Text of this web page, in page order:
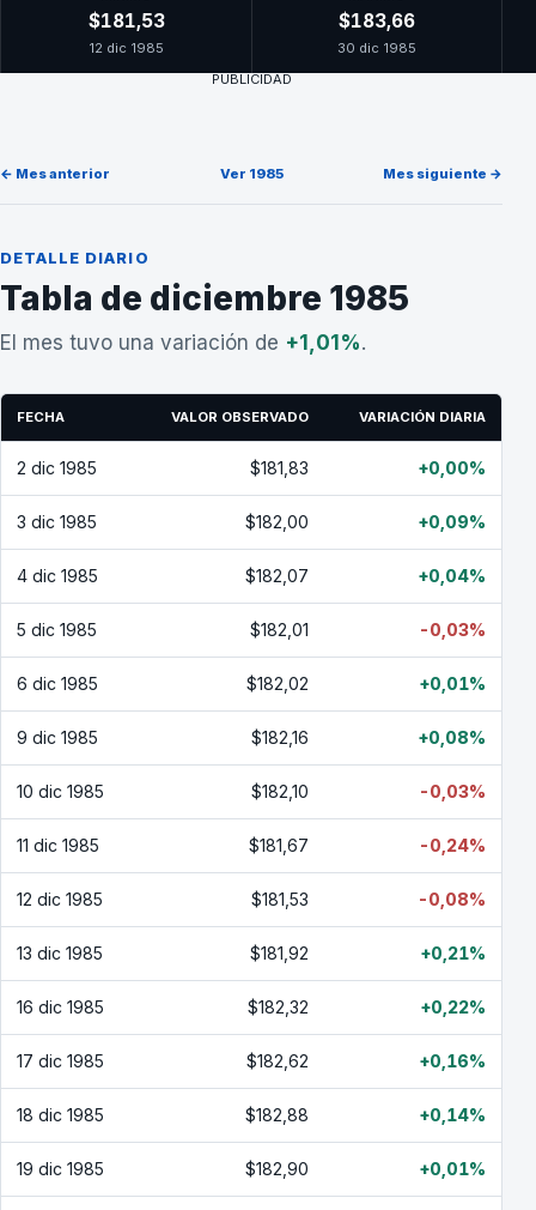
$181,53
12 dic 1985
$183,66
30 dic 1985
PUBLICIDAD
← Mes anterior Ver 1985 Mes siguiente →
DETALLE DIARIO
Tabla de diciembre 1985
El mes tuvo una variación de +1,01%.
FECHA VALOR OBSERVADO VARIACIÓN DIARIA
2 dic 1985 $181,83 +0,00%
3 dic 1985 $182,00 +0,09%
4 dic 1985 $182,07 +0,04%
5 dic 1985 $182,01 -0,03%
6 dic 1985 $182,02 +0,01%
9 dic 1985 $182,16 +0,08%
10 dic 1985 $182,10 -0,03%
11 dic 1985 $181,67 -0,24%
12 dic 1985 $181,53 -0,08%
13 dic 1985 $181,92 +0,21%
16 dic 1985 $182,32 +0,22%
17 dic 1985 $182,62 +0,16%
18 dic 1985 $182,88 +0,14%
19 dic 1985 $182,90 +0,01%